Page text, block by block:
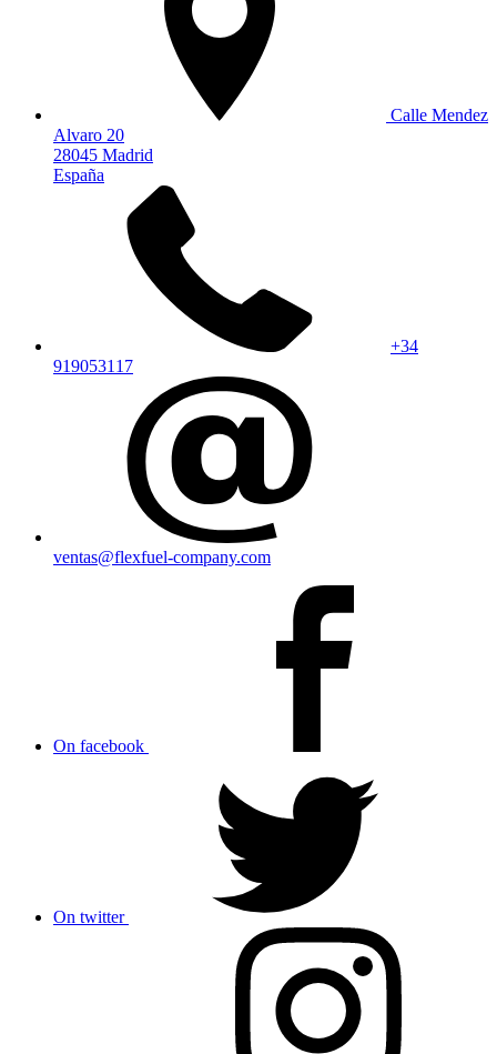
Calle Mendez
Alvaro 20
28045 Madrid
España
+34
919053117
ventas@flexfuel-company.com
On facebook
On twitter